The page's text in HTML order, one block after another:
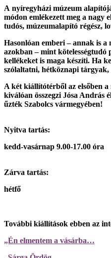
A nyíregyházi múzeum
módon emlékezett meg a nagy
tudós, múzeumalapító régész,
Hasonlóan emberi – annak is a
azokban ‒ mint kötelességtudó
kellékeket is maga készíti. Ha
szólaltatni, hétköznapi
A két kiállítótérből az elsőben
kiválóan összegzi Jósa András
űzték Szabolcs vármegyében!
Nyitva tartás:
kedd-vasárnap 9.00-17.00 óra
Zárva tartás:
hétfő
További kiállítások ebben az
„Én elmentem a vásárba…